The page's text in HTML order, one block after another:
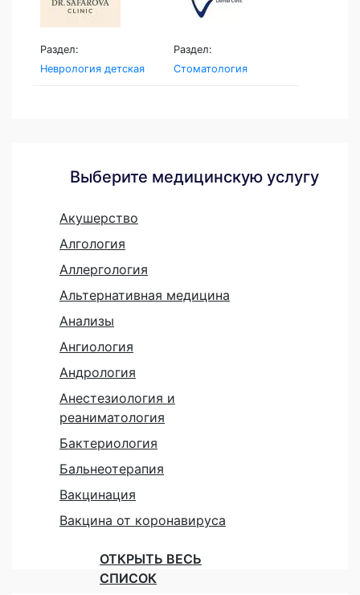
Раздел:
Неврология детская
Раздел:
Стоматология
Выберите медицинскую услугу
Акушерство
Алгология
Аллергология
Альтернативная медицина
Анализы
Ангиология
Андрология
Анестезиология и
реаниматология
Бактериология
Бальнеотерапия
Вакцинация
Вакцина от коронавируса
ОТКРЫТЬ ВЕСЬ
СПИСОК